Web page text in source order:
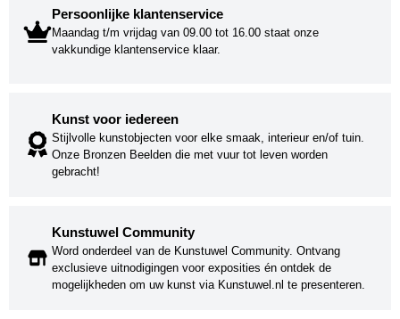
Persoonlijke klantenservice
Maandag t/m vrijdag van 09.00 tot 16.00 staat onze
vakkundige klantenservice klaar.
Kunst voor iedereen
Stijlvolle kunstobjecten voor elke smaak, interieur en/of tuin.
Onze Bronzen Beelden die met vuur tot leven worden
gebracht!
Kunstuwel Community
Word onderdeel van de Kunstuwel Community. Ontvang
exclusieve uitnodigingen voor exposities én ontdek de
mogelijkheden om uw kunst via Kunstuwel.nl te presenteren.